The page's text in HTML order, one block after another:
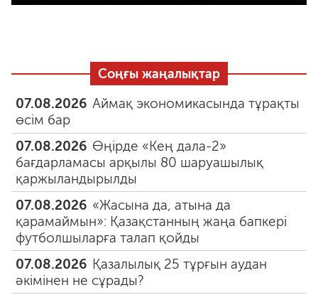
Соңғы жаңалықтар
07.08.2026 Аймақ экономикасында тұрақты
өсім бар
07.08.2026 Өңірде «Кең дала-2»
бағдарламасы арқылы 80 шаруашылық
қаржыландырылды
07.08.2026 «Жасына да, атына да
қарамаймын»: Қазақстанның жаңа бапкері
футболшыларға талап қойды
07.08.2026 Қазалылық 25 тұрғын аудан
әкімінен не сұрады?